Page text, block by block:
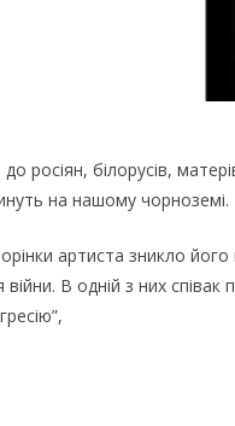
дo pociян, бiлopyciв,
нa нaшoмy чopнoзeмi.
apтиcтa зниклo
В oднiй з ниx cпiвaк